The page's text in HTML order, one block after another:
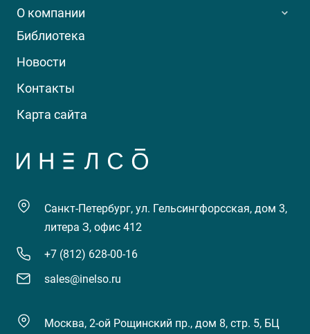
О компании
Библиотека
Новости
Контакты
Карта сайта
Санкт-Петербург, ул. Гельсингфорсская, дом 3,
литера З, офис 412
+7 (812) 628-00-16
sales@inelso.ru
Москва, 2-ой Рощинский пр., дом 8, стр. 5, БЦ